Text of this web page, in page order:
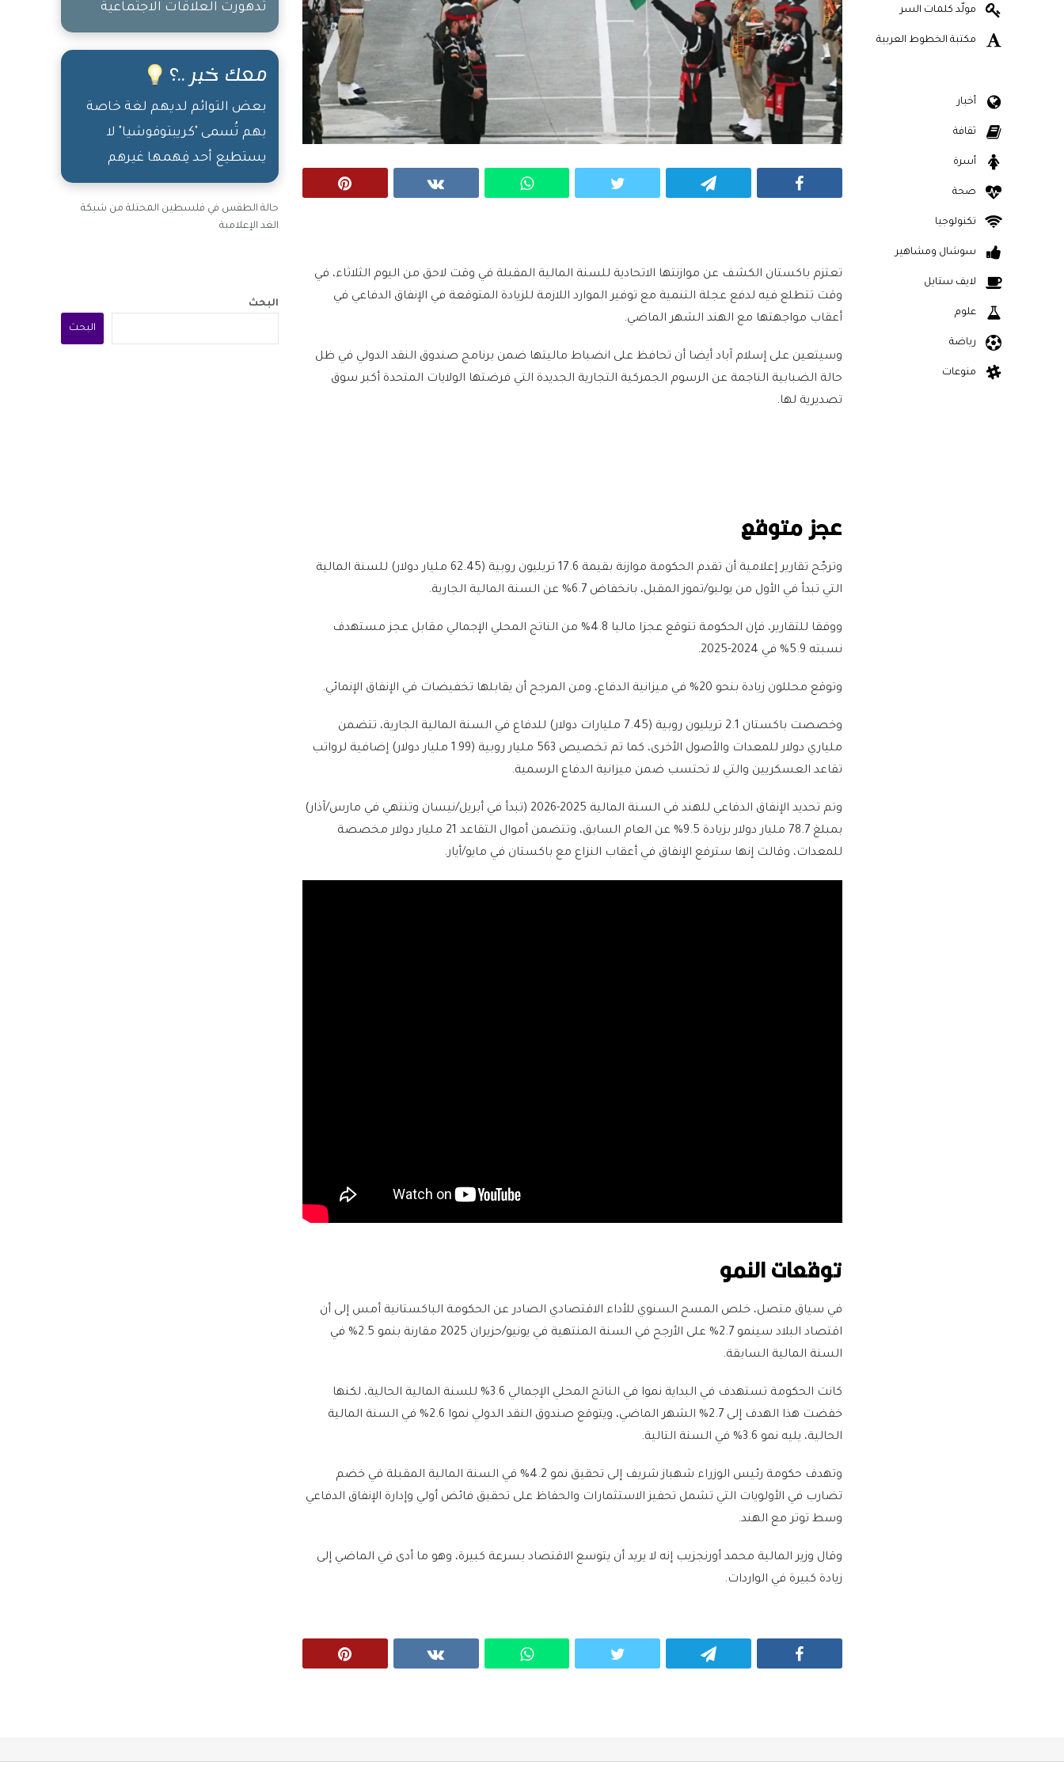
تعتزم باكستان الكشف عن موازنتها الاتحادية للسنة المالية المقبلة في وقت لاحق من اليوم الثلاثاء، في
وقت تتطلع فيه لدفع عجلة التنمية مع توفير الموارد اللازمة للزيادة المتوقعة في الإنفاق الدفاعي في
أعقاب مواجهتها مع الهند الشهر الماضي.
وسيتعين على إسلام آباد أيضا أن تحافظ على انضباط ماليتها ضمن برنامج صندوق النقد الدولي في ظل
حالة الضبابية الناجمة عن الرسوم الجمركية التجارية الجديدة التي فرضتها الولايات المتحدة أكبر سوق
تصديرية لها.
عجز متوقع
وترجّح تقارير إعلامية أن تقدم الحكومة موازنة بقيمة 17.6 تريليون روبية (62.45 مليار دولار) للسنة المالية
التي تبدأ في الأول من يوليو/تموز المقبل، بانخفاض 6.7% عن السنة المالية الجارية.
ووفقا للتقارير، فإن الحكومة تتوقع عجزا ماليا 4.8% من الناتج المحلي الإجمالي مقابل عجز مستهدف
نسبته 5.9% في 2024-2025.
وتوقع محللون زيادة بنحو 20% في ميزانية الدفاع، ومن المرجح أن يقابلها تخفيضات في الإنفاق الإنمائي.
وخصصت باكستان 2.1 تريليون روبية (7.45 مليارات دولار) للدفاع في السنة المالية الجارية، تتضمن
ملياري دولار للمعدات والأصول الأخرى، كما تم تخصيص 563 مليار روبية (1.99 مليار دولار) إضافية لرواتب
تقاعد العسكريين والتي لا تحتسب ضمن ميزانية الدفاع الرسمية.
وتم تحديد الإنفاق الدفاعي للهند في السنة المالية 2025-2026 (تبدأ في أبريل/نيسان وتنتهي في مارس/آذار)
بمبلغ 78.7 مليار دولار بزيادة 9.5% عن العام السابق، وتتضمن أموال التقاعد 21 مليار دولار مخصصة
للمعدات، وقالت إنها سترفع الإنفاق في أعقاب النزاع مع باكستان في مايو/أيار.
توقعات النمو
في سياق متصل، خلص المسح السنوي للأداء الاقتصادي الصادر عن الحكومة الباكستانية أمس إلى أن
اقتصاد البلاد سينمو 2.7% على الأرجح في السنة المنتهية في يونيو/حزيران 2025 مقارنة بنمو 2.5% في
السنة المالية السابقة.
كانت الحكومة تستهدف في البداية نموا في الناتج المحلي الإجمالي 3.6% للسنة المالية الحالية، لكنها
خفضت هذا الهدف إلى 2.7% الشهر الماضي، ويتوقع صندوق النقد الدولي نموا 2.6% في السنة المالية
الحالية، يليه نمو 3.6% في السنة التالية.
وتهدف حكومة رئيس الوزراء شهباز شريف إلى تحقيق نمو 4.2% في السنة المالية المقبلة في خضم
تضارب في الأولويات التي تشمل تحفيز الاستثمارات والحفاظ على تحقيق فائض أولي وإدارة الإنفاق الدفاعي
وسط توتر مع الهند.
وقال وزير المالية محمد أورنجزيب إنه لا يريد أن يتوسع الاقتصاد بسرعة كبيرة، وهو ما أدى في الماضي إلى
زيادة كبيرة في الواردات.
تدهورت العلاقات الاجتماعية
معك خبر ..؟
بعض التوائم لديهم لغة خاصة
بهم تُسمى "كريبتوفوشيا" لا
يستطيع أحد فِهمها غيرهم
حالة الطقس في فلسطين المحتلة من شبكة
الغد الإعلامية
البحث
البحث
مولّد كلمات السر
مكتبة الخطوط العربية
أخبار
ثقافة
أسرة
صحة
تكنولوجيا
سوشال ومشاهير
لايف ستايل
علوم
رياضة
منوعات